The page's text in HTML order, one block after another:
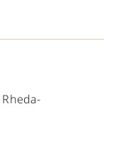
Rheda-